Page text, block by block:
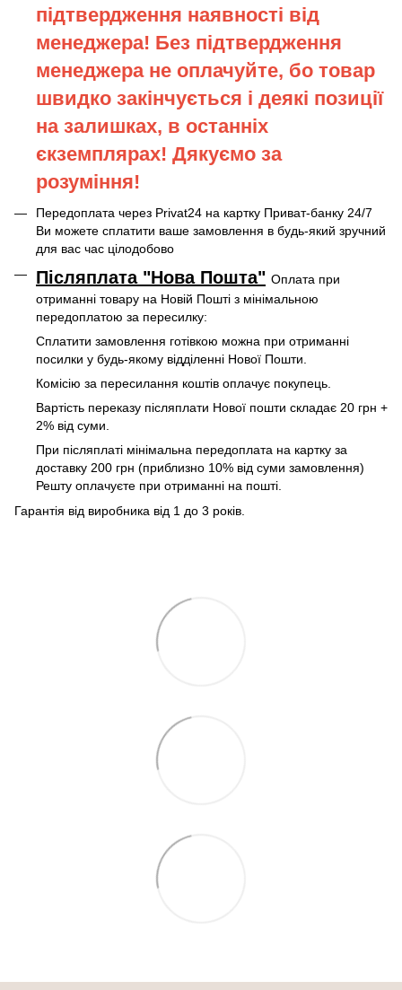
підтвердження наявності від
менеджера! Без підтвердження
менеджера не оплачуйте, бо товар
швидко закінчується і деякі позиції
на залишках, в останніх
єкземплярах! Дякуємо за
розуміння!
Передоплата через Privat24 на картку Приват-банку 24/7
Ви можете сплатити ваше замовлення в будь-який зручний
для вас час цілодобово
Післяплата "Нова Пошта" Оплата при
отриманні товару на Новій Пошті з мінімальною
передоплатою за пересилку:
Сплатити замовлення готівкою можна при отриманні
посилки у будь-якому відділенні Нової Пошти.
Комісію за пересилання коштів оплачує покупець.
Вартість переказу післяплати Нової пошти складає 20 грн +
2% від суми.
При післяплаті мінімальна передоплата на картку за
доставку 200 грн (приблизно 10% від суми замовлення)
Решту оплачуєте при отриманні на пошті.
Гарантія від виробника від 1 до 3 років.